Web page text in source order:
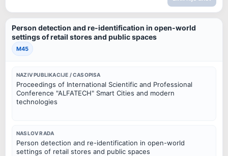
Person detection and re-identification in open-world
settings of retail stores and public spaces
M45
NAZIV PUBLIKACIJE / CASOPISA
Proceedings of International Scientific and Professional
Conference "ALFATECH" Smart Cities and modern
technologies
NASLOV RADA
Person detection and re-identification in open-world
settings of retail stores and public spaces